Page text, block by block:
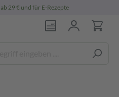
ab 29 € und für E-Rezepte